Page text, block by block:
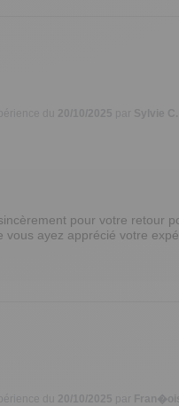
pour votre retour
vous ayez apprécié votre
20/10/2025